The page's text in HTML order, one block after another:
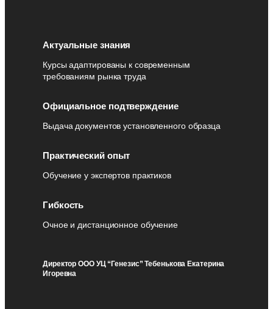
Актуальные знания
Курсы адаптированы к современным
требованиям рынка труда
Официальное подтверждение
Выдача документов установленного образца
Практический опыт
Обучение у экспертов практиков
Гибкость
Очное и дистанционное обучение
Директор ООО УЦ “Генезис” Тебенькова Екатерина
Игоревна